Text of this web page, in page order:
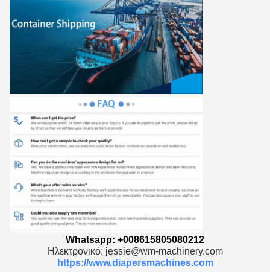
Whatsapp: +008615805080212
Ηλεκτρονικό: jessie@wm-machinery.com
https://www.diapersmachines.com